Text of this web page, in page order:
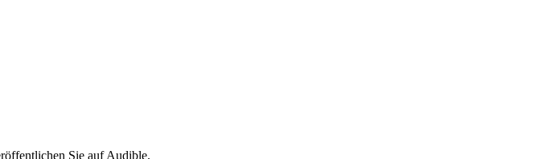
Sie auf Audible.